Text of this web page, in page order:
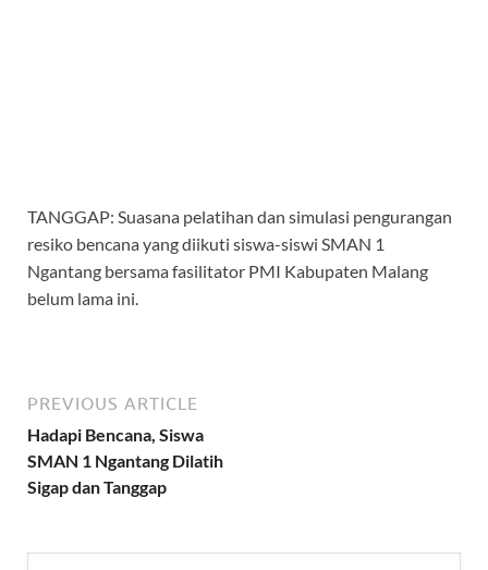
TANGGAP: Suasana pelatihan dan simulasi pengurangan
resiko bencana yang diikuti siswa-siswi SMAN 1
Ngantang bersama fasilitator PMI Kabupaten Malang
belum lama ini.
PREVIOUS ARTICLE
Hadapi Bencana, Siswa
SMAN 1 Ngantang Dilatih
Sigap dan Tanggap